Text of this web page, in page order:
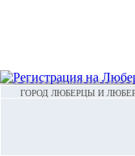
ГОРОД ЛЮБЕРЦЫ И